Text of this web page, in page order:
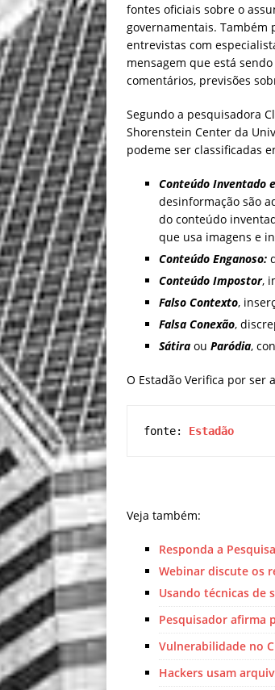
fontes oficiais sobre o
governamentais. Também
entrevistas com
mensagem que está
comentários, previsões
Segundo a pesquisadora
Shorenstein Center da
podeme ser classificadas
Conteúdo Inventado
desinformação são
do conteúdo
que usa imagens e
Conteúdo Enganoso:
Conteúdo Impostor,
Falso Contexto,
Falsa Conexão,
Sátira ou Paródia,
O Estadão Verifica por ser
fonte: Estadão
Veja também:
Responda a
Webinar discute os
Usando técnicas de
Pesquisador afirma
Vulnerabilidade no
Hackers usam